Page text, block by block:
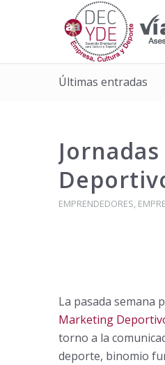
Últimas entradas
EMPRENDEDORES,
La pasada semana
Marketing
torno a la
deporte, binomio